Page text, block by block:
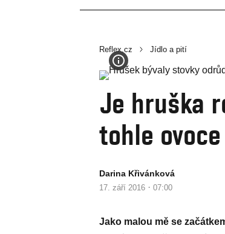
Reflex.cz Jídlo a pití
Je hruška
tohle
Darina Křivánková
17. září 2016 · 07:00
Jako malou mě se